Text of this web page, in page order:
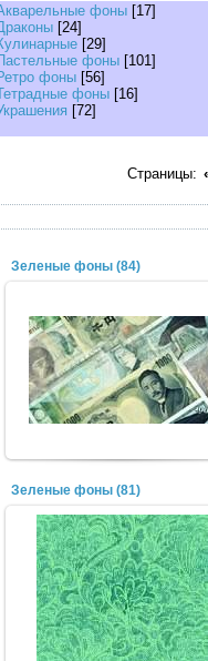
фоны [17]
[24]
[29]
фоны [101]
фоны [56]
фоны [16]
[72]
Страницы:
Зеленые фоны (84)
Зеленые фоны (81)